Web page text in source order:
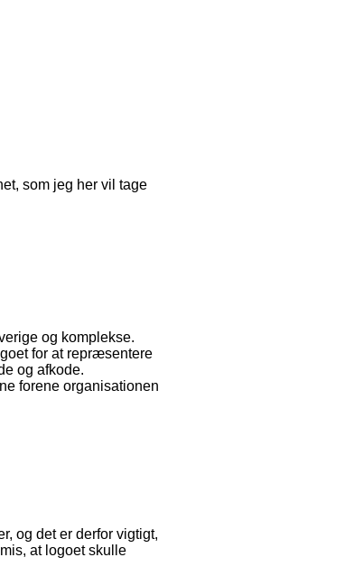
som jeg her vil tage
og komplekse.
for at repræsentere
og afkode.
forene organisationen
og det er derfor vigtigt,
at logoet skulle